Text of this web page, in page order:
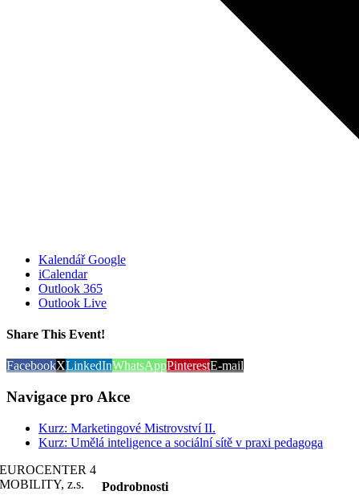
Kalendář Google
iCalendar
Outlook 365
Outlook Live
Share This Event!
FacebookXLinkedInWhatsAppPinterestE-mail
Navigace pro Akce
Kurz: Marketingové Mistrovství II.
Kurz: Umělá inteligence a sociální sítě v praxi pedagoga
Podrobnosti
EUROCENTER 4
MOBILITY, z.s.